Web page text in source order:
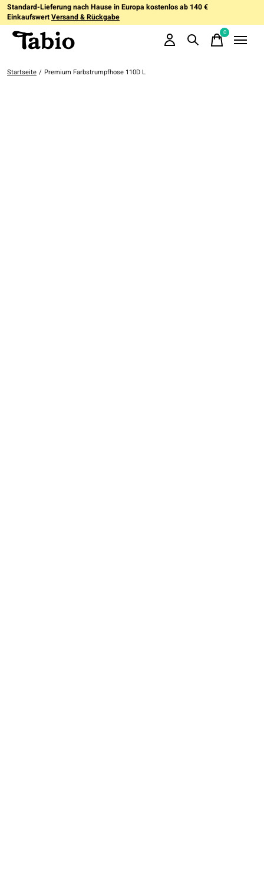
Standard-Lieferung nach Hause in Europa kostenlos ab 140 €
EinkaufswertVersand & Rückgabe
0items
Startseite / Premium Farbstrumpfhose 110D L